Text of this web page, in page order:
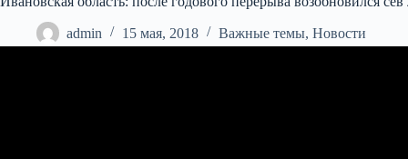
admin 15 мая, 2018 Важные темы, Новости